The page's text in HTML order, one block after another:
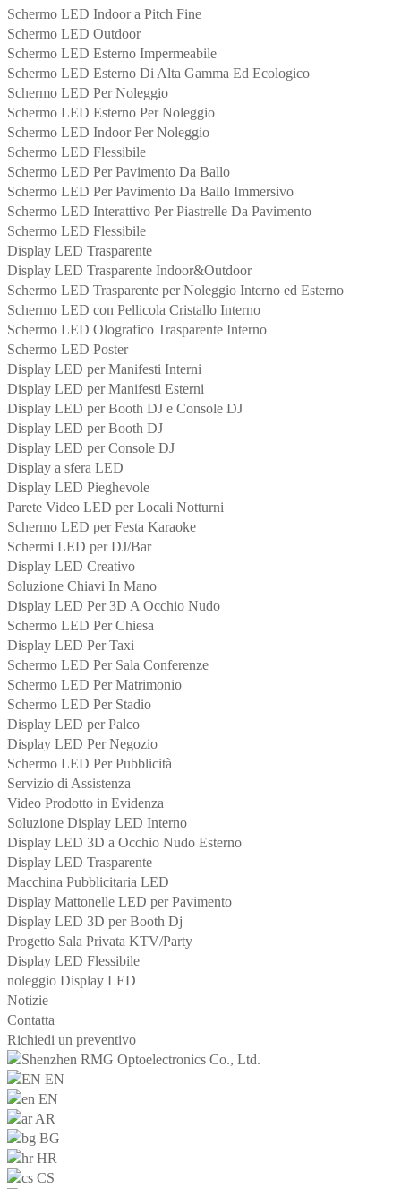
Schermo LED Indoor a Pitch Fine
Schermo LED Outdoor
Schermo LED Esterno Impermeabile
Schermo LED Esterno Di Alta Gamma Ed Ecologico
Schermo LED Per Noleggio
Schermo LED Esterno Per Noleggio
Schermo LED Indoor Per Noleggio
Schermo LED Flessibile
Schermo LED Per Pavimento Da Ballo
Schermo LED Per Pavimento Da Ballo Immersivo
Schermo LED Interattivo Per Piastrelle Da Pavimento
Schermo LED Flessibile
Display LED Trasparente
Display LED Trasparente Indoor&Outdoor
Schermo LED Trasparente per Noleggio Interno ed Esterno
Schermo LED con Pellicola Cristallo Interno
Schermo LED Olografico Trasparente Interno
Schermo LED Poster
Display LED per Manifesti Interni
Display LED per Manifesti Esterni
Display LED per Booth DJ e Console DJ
Display LED per Booth DJ
Display LED per Console DJ
Display a sfera LED
Display LED Pieghevole
Parete Video LED per Locali Notturni
Schermo LED per Festa Karaoke
Schermi LED per DJ/Bar
Display LED Creativo
Soluzione Chiavi In Mano
Display LED Per 3D A Occhio Nudo
Schermo LED Per Chiesa
Display LED Per Taxi
Schermo LED Per Sala Conferenze
Schermo LED Per Matrimonio
Schermo LED Per Stadio
Display LED per Palco
Display LED Per Negozio
Schermo LED Per Pubblicità
Servizio di Assistenza
Video Prodotto in Evidenza
Soluzione Display LED Interno
Display LED 3D a Occhio Nudo Esterno
Display LED Trasparente
Macchina Pubblicitaria LED
Display Mattonelle LED per Pavimento
Display LED 3D per Booth Dj
Progetto Sala Privata KTV/Party
Display LED Flessibile
noleggio Display LED
Notizie
Contatta
Richiedi un preventivo
EN
EN
AR
BG
HR
CS